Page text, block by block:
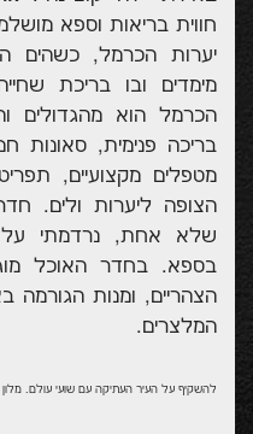
חווית בריאות וספא
יערות הכרמל, כשהים
מימדים ובו בריכת
הכרמל הוא מהגדולים
בריכה פנימית, סאונות
מטפלים מקצועיים,
הצופה ליערות ולים.
שלא אחת, נרדמתי על
בספא. בחדר האוכל
הצהריים, ומנות
המלצרים.
להשקיף על העיר העתיקה עם שועי עולם.